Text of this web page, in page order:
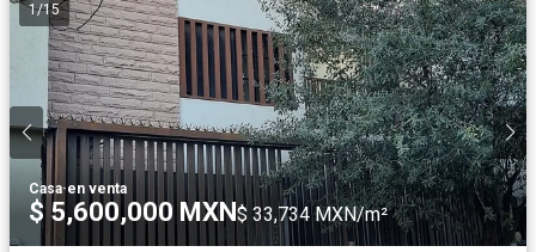
1/15
Casa·en venta
$ 5,600,000 MXN$ 33,734 MXN/m²